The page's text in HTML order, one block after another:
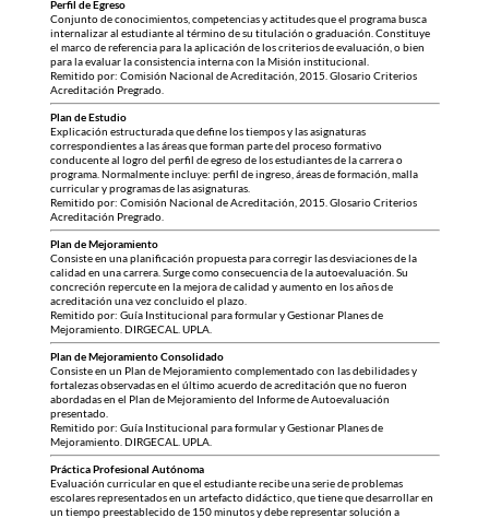
Perfil de Egreso
Conjunto de conocimientos, competencias y actitudes que el programa busca
internalizar al estudiante al término de su titulación o graduación. Constituye
el marco de referencia para la aplicación de los criterios de evaluación, o bien
para la evaluar la consistencia interna con la Misión institucional.
Remitido por: Comisión Nacional de Acreditación, 2015. Glosario Criterios
Acreditación Pregrado.
Plan de Estudio
Explicación estructurada que define los tiempos y las asignaturas
correspondientes a las áreas que forman parte del proceso formativo
conducente al logro del perfil de egreso de los estudiantes de la carrera o
programa. Normalmente incluye: perfil de ingreso, áreas de formación, malla
curricular y programas de las asignaturas.
Remitido por: Comisión Nacional de Acreditación, 2015. Glosario Criterios
Acreditación Pregrado.
Plan de Mejoramiento
Consiste en una planificación propuesta para corregir las desviaciones de la
calidad en una carrera. Surge como consecuencia de la autoevaluación. Su
concreción repercute en la mejora de calidad y aumento en los años de
acreditación una vez concluido el plazo.
Remitido por: Guía Institucional para formular y Gestionar Planes de
Mejoramiento. DIRGECAL. UPLA.
Plan de Mejoramiento Consolidado
Consiste en un Plan de Mejoramiento complementado con las debilidades y
fortalezas observadas en el último acuerdo de acreditación que no fueron
abordadas en el Plan de Mejoramiento del Informe de Autoevaluación
presentado.
Remitido por: Guía Institucional para formular y Gestionar Planes de
Mejoramiento. DIRGECAL. UPLA.
Práctica Profesional Autónoma
Evaluación curricular en que el estudiante recibe una serie de problemas
escolares representados en un artefacto didáctico, que tiene que desarrollar en
un tiempo preestablecido de 150 minutos y debe representar solución a